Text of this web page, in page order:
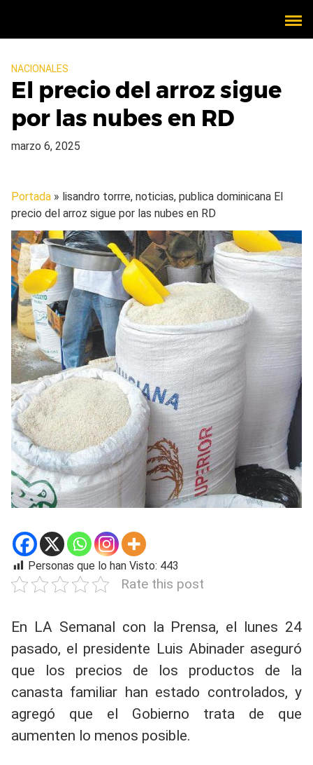
NACIONALES
El precio del arroz sigue
por las nubes en RD
marzo 6, 2025
Portada » lisandro torrre, noticias, publica dominicana El
precio del arroz sigue por las nubes en RD
Personas que lo han Visto: 443
Rate this post
En LA Semanal con la Prensa, el lunes 24
pasado, el presidente Luis Abinader aseguró
que los precios de los productos de la
canasta familiar han estado controlados, y
agregó que el Gobierno trata de que
aumenten lo menos posible.